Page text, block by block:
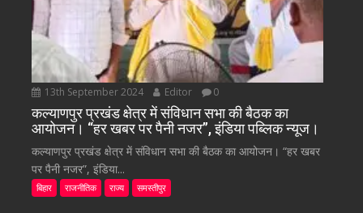
13th September 2024 Editor 0
कल्याणपुर प्रखंड क्षेत्र में संविधान सभा की बैठक का
आयोजन। “हर खबर पर पैनी नजर”, इंडिया पब्लिक न्यूज।
कल्याणपुर प्रखंड क्षेत्र में संविधान सभा की बैठक का आयोजन। “हर खबर
पर पैनी नजर”, इंडिया...
बिहार राजनीतिक राज्य समस्तीपुर